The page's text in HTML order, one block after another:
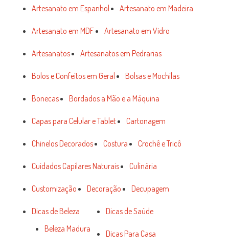
Artesanato em Espanhol Artesanato em Madeira
Artesanato em MDF Artesanato em Vidro
Artesanatos Artesanatos em Pedrarias
Bolos e Confeitos em Geral Bolsas e Mochilas
Bonecas Bordados a Mão e a Máquina
Capas para Celular e Tablet Cartonagem
Chinelos Decorados Costura Crochê e Tricô
Cuidados Capilares Naturais Culinária
Customização Decoração Decupagem
Dicas de Beleza
Beleza Madura
Dicas de Saúde
Dicas Para Casa